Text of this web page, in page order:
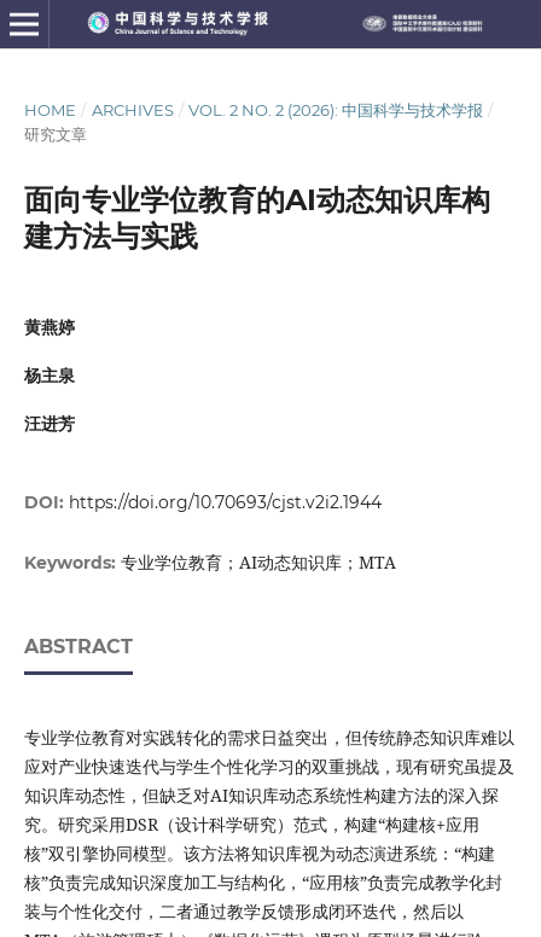
HOME / ARCHIVES / VOL. 2 NO. 2 (2026): 中国科学与技术学报 /
研究文章
面向专业学位教育的AI动态知识库构
建方法与实践
黄燕婷
杨主泉
汪进芳
DOI: https://doi.org/10.70693/cjst.v2i2.1944
Keywords: 专业学位教育；AI动态知识库；MTA
ABSTRACT
专业学位教育对实践转化的需求日益突出，但传统静态知识库难以
应对产业快速迭代与学生个性化学习的双重挑战，现有研究虽提及
知识库动态性，但缺乏对AI知识库动态系统性构建方法的深入探
究。研究采用DSR（设计科学研究）范式，构建“构建核+应用
核”双引擎协同模型。该方法将知识库视为动态演进系统：“构建
核”负责完成知识深度加工与结构化，“应用核”负责完成教学化封
装与个性化交付，二者通过教学反馈形成闭环迭代，然后以